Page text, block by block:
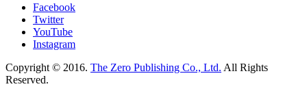
Facebook
Twitter
YouTube
Instagram
Copyright © 2016. The Zero Publishing Co., Ltd. All Rights
Reserved.